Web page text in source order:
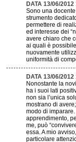
DATA 13/06/
Sono una
strumento
permettere di
ed interesse dei
avere chiaro che
ai quali è
nuovamente
uniformità di
DATA 13/06/
Nonostante la
ha i suoi lati
non sia l’unica
mostrano di
modo di
apprendimento,
me, può
essa. A mio
particolare